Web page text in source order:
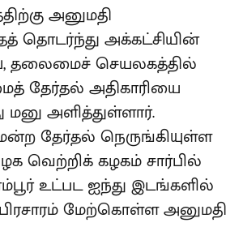
அனுமதி
தொடர்ந்து அக்கட்சியின்
தலைமைச் செயலகத்தில்
தேர்தல் அதிகாரியை
மனு அளித்துள்ளார்.
தேர்தல் நெருங்கியுள்ள
வெற்றிக் கழகம் சார்பில்
உட்பட ஐந்து இடங்களில்
மேற்கொள்ள அனுமதி